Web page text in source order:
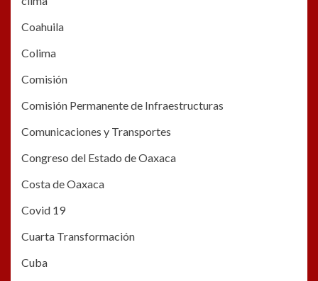
Coahuila
Colima
Comisión
Comisión Permanente de Infraestructuras
Comunicaciones y Transportes
Congreso del Estado de Oaxaca
Costa de Oaxaca
Covid 19
Cuarta Transformación
Cuba